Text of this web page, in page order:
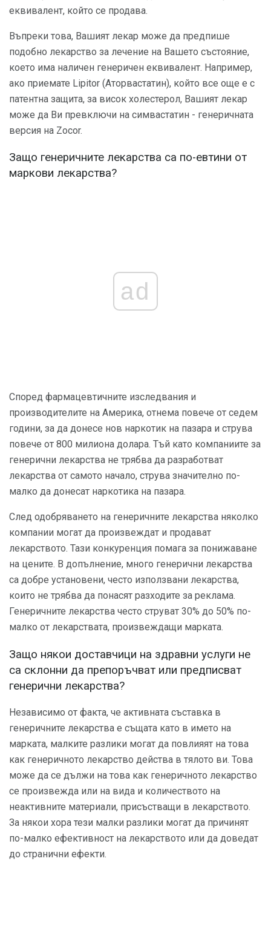
еквивалент, който се продава.
Въпреки това, Вашият лекар може да предпише
подобно лекарство за лечение на Вашето състояние,
което има наличен генеричен еквивалент. Например,
ако приемате Lipitor (Аторвастатин), който все още е с
патентна защита, за висок холестерол, Вашият лекар
може да Ви превключи на симвастатин - генеричната
версия на Zocor.
Защо генеричните лекарства са по-евтини от
маркови лекарства?
ad
Според фармацевтичните изследвания и
производителите на Америка, отнема повече от седем
години, за да донесе нов наркотик на пазара и струва
повече от 800 милиона долара. Тъй като компаниите за
генерични лекарства не трябва да разработват
лекарства от самото начало, струва значително по-
малко да донесат наркотика на пазара.
След одобряването на генеричните лекарства няколко
компании могат да произвеждат и продават
лекарството. Тази конкуренция помага за понижаване
на цените. В допълнение, много генерични лекарства
са добре установени, често използвани лекарства,
които не трябва да понасят разходите за реклама.
Генеричните лекарства често струват 30% до 50% по-
малко от лекарствата, произвеждащи марката.
Защо някои доставчици на здравни услуги не
са склонни да препоръчват или предписват
генерични лекарства?
Независимо от факта, че активната съставка в
генеричните лекарства е същата като в името на
марката, малките разлики могат да повлияят на това
как генеричното лекарство действа в тялото ви. Това
може да се дължи на това как генеричното лекарство
се произвежда или на вида и количеството на
неактивните материали, присъстващи в лекарството.
За някои хора тези малки разлики могат да причинят
по-малко ефективност на лекарството или да доведат
до странични ефекти.